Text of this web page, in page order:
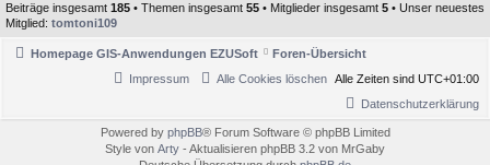
Beiträge insgesamt 185 • Themen insgesamt 55 • Mitglieder insgesamt 5 • Unser neuestes
Mitglied: tomtoni109
Homepage GIS-Anwendungen EZUSoft
Foren-Übersicht
Alle Zeiten sind UTC+01:00
Alle Cookies löschen
Impressum
Datenschutzerklärung
Powered by phpBB® Forum Software © phpBB Limited
Style von Arty - Aktualisieren phpBB 3.2 von MrGaby